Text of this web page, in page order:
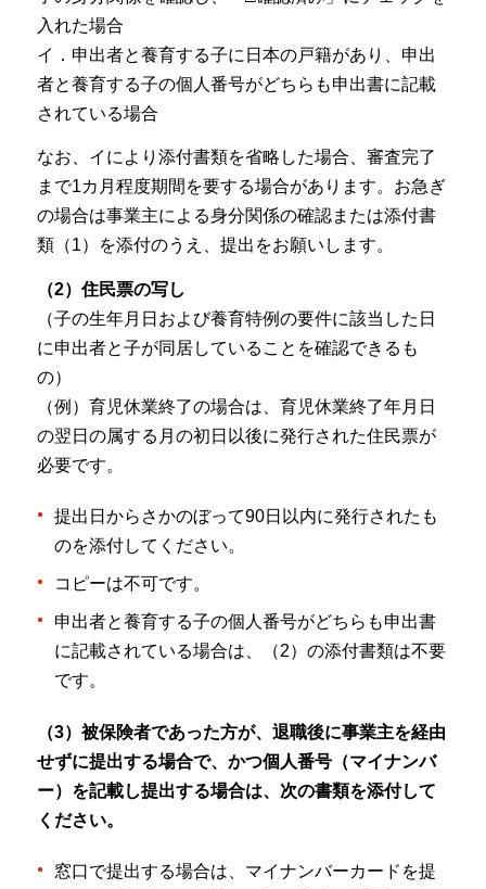
入れた場合
イ．申出者と養育する子に日本の戸籍があり、申出
者と養育する子の個人番号がどちらも申出書に記載
されている場合
なお、イにより添付書類を省略した場合、審査完了
まで1カ月程度期間を要する場合があります。お急ぎ
の場合は事業主による身分関係の確認または添付書
類（1）を添付のうえ、提出をお願いします。
（2）住民票の写し
（子の生年月日および養育特例の要件に該当した日
に申出者と子が同居していることを確認できるも
の）
（例）育児休業終了の場合は、育児休業終了年月日
の翌日の属する月の初日以後に発行された住民票が
必要です。
提出日からさかのぼって90日以内に発行されたも
のを添付してください。
コピーは不可です。
申出者と養育する子の個人番号がどちらも申出書
に記載されている場合は、（2）の添付書類は不要
です。
（3）被保険者であった方が、退職後に事業主を経由
せずに提出する場合で、かつ個人番号（マイナンバ
ー）を記載し提出する場合は、次の書類を添付して
ください。
窓口で提出する場合は、マイナンバーカードを提